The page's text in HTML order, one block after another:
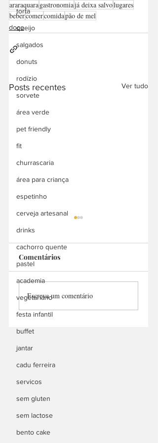
torta
queijo
salgados
donuts
rodízio
sorvete
área verde
pet friendly
fit
churrascaria
área para criança
espetinho
cerveja artesanal
drinks
cachorro quente
pastel
academia
vegetariano
festa infantil
buffet
jantar
cadu ferreira
servicos
sem gluten
sem lactose
bento cake
araraquaragastronomiajá deixa salvolugares
bebercomercomidapão de mel
doce
Posts recentes Ver tudo
Manu Churros
Delivery
Comentários
Escreva um comentário